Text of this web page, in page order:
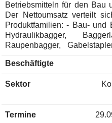
Betriebsmitteln für den Bau
Der Nettoumsatz verteilt
Produktfamilien: - Bau- und
Hydraulikbagger,
Raupenbagger,
Industriemaschinen
stammen aus
verteilt sich geographisch
Europa und GUS (15,7%),
Beschäftigte
Sektor
Termine